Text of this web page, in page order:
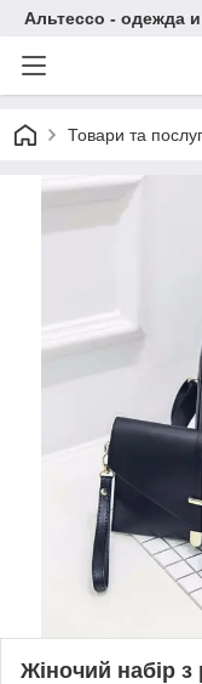
Альтессо - одежда
Товари та
Жіночий набір